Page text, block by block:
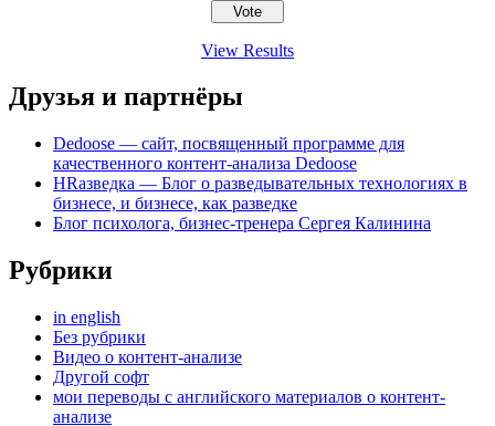
View Results
Друзья и партнёры
Dedoose — сайт, посвященный программе для
качественного контент-анализа Dedoose
HRазведка — Блог о разведывательных технологиях в
бизнесе, и бизнесе, как разведке
Блог психолога, бизнес-тренера Сергея Калинина
Рубрики
in english
Без рубрики
Видео о контент-анализе
Другой софт
мои переводы с английского материалов о контент-
анализе